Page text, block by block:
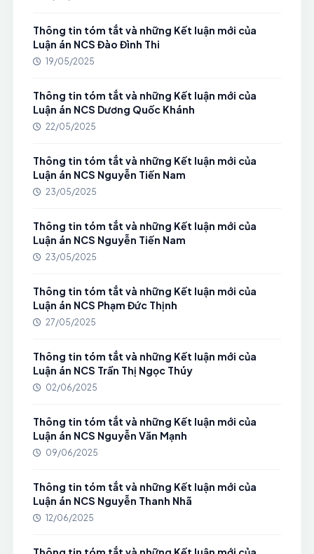
Thông tin tóm tắt và những Kết luận mới của
Luận án NCS Đào Đình Thi
19/05/2025
Thông tin tóm tắt và những Kết luận mới của
Luận án NCS Dương Quốc Khánh
22/05/2025
Thông tin tóm tắt và những Kết luận mới của
Luận án NCS Nguyễn Tiến Nam
23/05/2025
Thông tin tóm tắt và những Kết luận mới của
Luận án NCS Nguyễn Tiến Nam
23/05/2025
Thông tin tóm tắt và những Kết luận mới của
Luận án NCS Phạm Đức Thịnh
27/05/2025
Thông tin tóm tắt và những Kết luận mới của
Luận án NCS Trần Thị Ngọc Thúy
02/06/2025
Thông tin tóm tắt và những Kết luận mới của
Luận án NCS Nguyễn Văn Mạnh
09/06/2025
Thông tin tóm tắt và những Kết luận mới của
Luận án NCS Nguyễn Thanh Nhã
12/06/2025